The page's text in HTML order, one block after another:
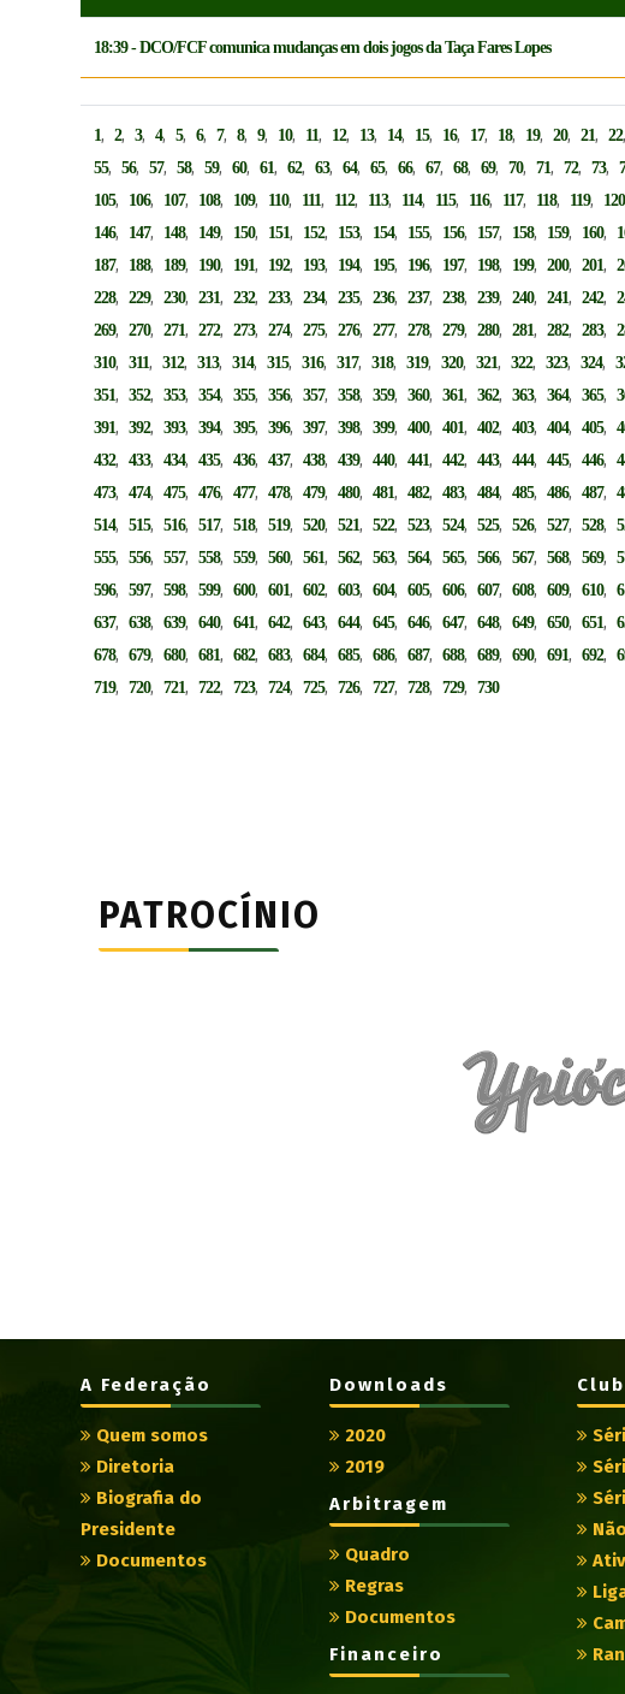
18:39 - DCO/FCF comunica mudanças em dois jogos da Taça Fares Lopes
1,2,3,4,5,6,7,8,9, 10, 11, 12, 13, 14, 15, 16, 17, 18, 19,20,21,22
55,56,57,58,59,60,61,62,63,64,65,66,67,68,69,70,71,72,73,
105, 106, 107, 108, 109, 110, 111, 112, 113, 114, 115, 116, 117, 118, 119, 120
146, 147, 148, 149, 150, 151, 152, 153, 154, 155, 156, 157, 158, 159, 160,
187, 188, 189, 190, 191, 192, 193, 194, 195, 196, 197, 198, 199,200,201,
228,229,230,231,232,233,234,235,236,237,238,239,240,241,242,
269,270,271,272,273,274,275,276,277,278,279,280,281,282,283,
310,311,312,313,314,315,316,317,318,319,320,321,322,323,324,
351,352,353,354,355,356,357,358,359,360,361,362,363,364,365,
391,392,393,394,395,396,397,398,399,400,401,402,403,404,405,
432,433,434,435,436,437,438,439,440,441,442,443,444,445,446,
473,474,475,476,477,478,479,480,481,482,483,484,485,486,487,
514,515,516,517,518,519,520,521,522,523,524,525,526,527,528,
555,556,557,558,559,560,561,562,563,564,565,566,567,568,569,
596,597,598,599,600,601,602,603,604,605,606,607,608,609,610,
637,638,639,640,641,642,643,644,645,646,647,648,649,650,651,
678,679,680,681,682,683,684,685,686,687,688,689,690,691,692,
719,720,721,722,723,724,725,726,727,728,729,730
PATROCÍNIO
A Federação
Quem somos
Diretoria
Biografia do
Presidente
Documentos
Downloads
2020
2019
Arbitragem
Quadro
Regras
Documentos
Financeiro